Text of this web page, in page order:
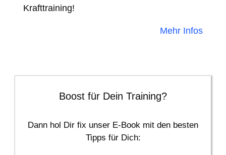
Krafttraining!
Mehr Infos
Boost für Dein Training?
Dann hol Dir fix unser E-Book mit den besten
Tipps für Dich: